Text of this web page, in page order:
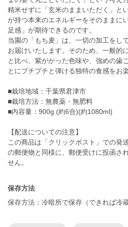
精米せずに「玄米のままいただく」と
が持つ本来のエネルギーをそのままに
足感」が期待できるのです。
当園の「もち麦」は、一切の加工をし
お届けいたします。そのため、一般的
と比べ、紫がかった色味や、強めの歯
とにプチプチと弾ける独特の食感をお
■栽培地域：千葉県君津市
■栽培方法：無農薬・無肥料
■内容量：900g (約6合)(約1080ml)
【配送についての注意】
この商品は「クリックポスト」での発
の郵便物と同様に、郵便受けに投函さ
せん。
保存方法
保存方法：冷暗所で保存（できれば冷